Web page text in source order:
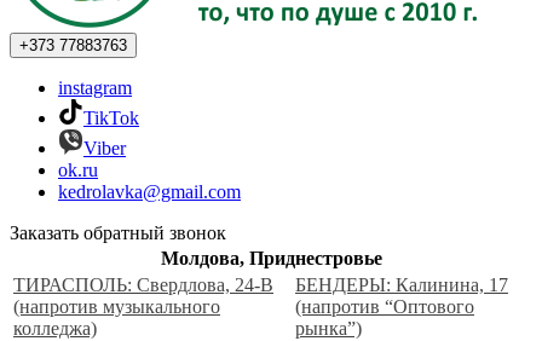
+373 77883763
instagram
TikTok
Viber
ok.ru
kedrolavka@gmail.com
Заказать обратный звонок
Молдова, Приднестровье
ТИРАСПОЛЬ: Свердлова, 24-В
(напротив музыкального
колледжа)
БЕНДЕРЫ: Калинина, 17
(напротив “Оптового
рынка”)